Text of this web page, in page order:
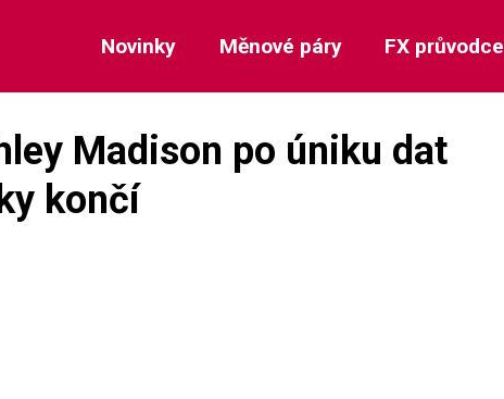
Novinky Měnové páry FX průvodce
Madison po úniku dat
končí